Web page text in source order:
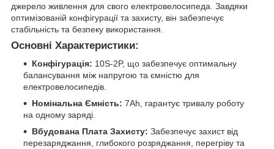
джерело живлення для свого електровелосипеда. Завдяки
оптимізованій конфігурації та захисту, він забезпечує
стабільність та безпеку використання.
Основні Характеристики:
Конфігурація: 10S-2P, що забезпечує оптимальну
балансування між напругою та ємністю для
електровелосипедів.
Номінальна Ємність: 7Ah, гарантує тривалу роботу
на одному заряді.
Вбудована Плата Захисту: Забезпечує захист від
перезаряджання, глибокого розряджання, перегріву та